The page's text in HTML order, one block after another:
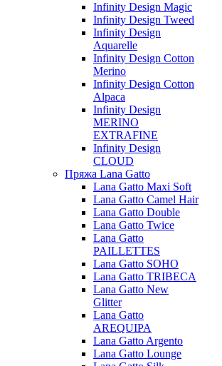
Infinity Design Magic
Infinity Design Tweed
Infinity Design
Aquarelle
Infinity Design Cotton
Merino
Infinity Design Cotton
Alpaca
Infinity Design
MERINO
EXTRAFINE
Infinity Design
CLOUD
Пряжа Lana Gatto
Lana Gatto Maxi Soft
Lana Gatto Camel Hair
Lana Gatto Double
Lana Gatto Twice
Lana Gatto
PAILLETTES
Lana Gatto SOHO
Lana Gatto TRIBECA
Lana Gatto New
Glitter
Lana Gatto
AREQUIPA
Lana Gatto Argento
Lana Gatto Lounge